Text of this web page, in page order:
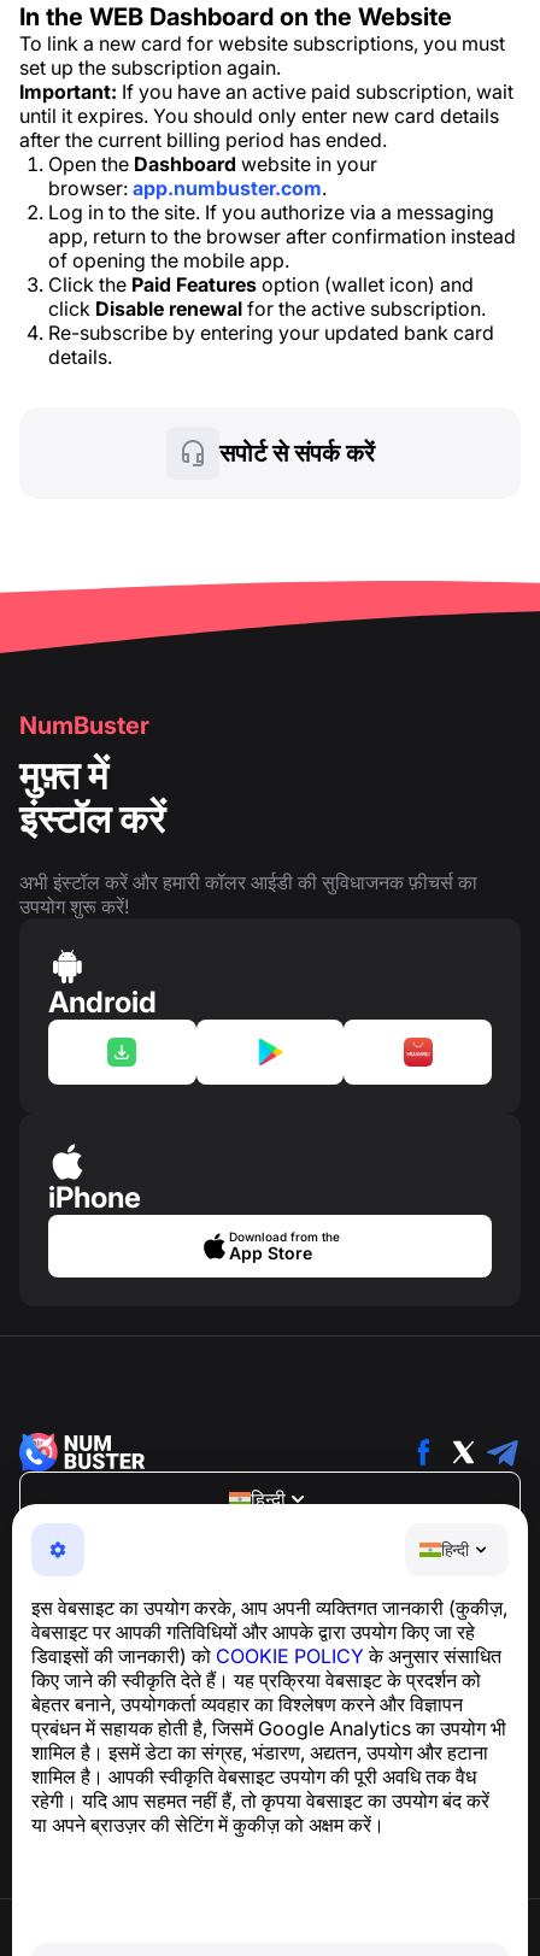
हिन्दी
इस वेबसाइट का उपयोग करके, आप अपनी व्यक्तिगत जानकारी (कुकीज़,
वेबसाइट पर आपकी गतिविधियों और आपके द्वारा उपयोग किए जा रहे
डिवाइसों की जानकारी) को COOKIE POLICYके अनुसार संसाधित
किए जाने की स्वीकृति देते हैं। यह प्रक्रिया वेबसाइट के प्रदर्शन को
बेहतर बनाने, उपयोगकर्ता व्यवहार का विश्लेषण करने और विज्ञापन
प्रबंधन में सहायक होती है, जिसमें Google Analytics का उपयोग भी
शामिल है। इसमें डेटा का संग्रह, भंडारण, अद्यतन, उपयोग और हटाना
शामिल है। आपकी स्वीकृति वेबसाइट उपयोग की पूरी अवधि तक वैध
रहेगी। यदि आप सहमत नहीं हैं, तो कृपया वेबसाइट का उपयोग बंद करें
या अपने ब्राउज़र की सेटिंग में कुकीज़ को अक्षम करें।
In the WEB Dashboard on the Website
To link a new card for website subscriptions, you must
set up the subscription again.
Important: If you have an active paid subscription, wait
until it expires. You should only enter new card details
after the current billing period has ended.
Open the Dashboard website in your
browser: app.numbuster.com.
Log in to the site. If you authorize via a messaging
app, return to the browser after confirmation instead
of opening the mobile app.
Click the Paid Features option (wallet icon) and
click Disable renewal for the active subscription.
Re-subscribe by entering your updated bank card
details.
सपोर्ट से संपर्क करें
NumBuster
मुफ़्त में
इंस्टॉल करें
अभी इंस्टॉल करें और हमारी कॉलर आईडी की सुविधाजनक फ़ीचर्स का
उपयोग शुरू करें!
Android
iPhone
Download from the
App Store
हिन्दी
NumBuster © 2013—2026 ·
support@numbuster.com
एक उपयोग में आसान ऐप जो आपको फोन घोटालों, स्पैम और अवांछित संदेशों
GDPR अनुपालन से संबंधित पूछताछ के लिए:
support@numbuster.com
सहायता केंद्र
समाचार और लेख
परियोजना के बारे में
संपर्क